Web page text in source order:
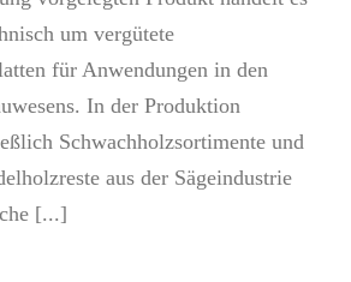
um vergütete
für Anwendungen in den
In der Produktion
Schwachholzsortimente und
aus der Sägeindustrie
[...]